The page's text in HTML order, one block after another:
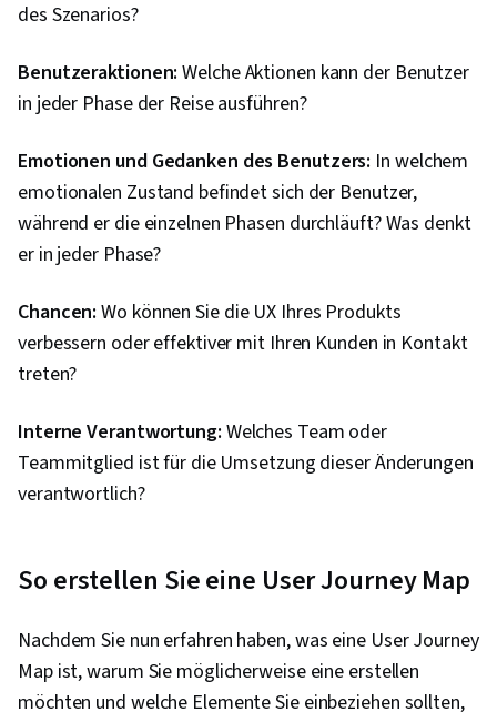
des Szenarios?
Benutzeraktionen:Welche Aktionen kann der Benutzer
in jeder Phase der Reise ausführen?
Emotionen und Gedanken des Benutzers: In welchem ​​
emotionalen Zustand befindet sich der Benutzer,
während er die einzelnen Phasen durchläuft? Was denkt
er in jeder Phase?
Chancen:Wo können Sie die UX Ihres Produkts
verbessern oder effektiver mit Ihren Kunden in Kontakt
treten?
Interne Verantwortung: Welches Team oder
Teammitglied ist für die Umsetzung dieser Änderungen
verantwortlich?
So erstellen Sie eine User Journey Map
Nachdem Sie nun erfahren haben, was eine User Journey
Map ist, warum Sie möglicherweise eine erstellen
möchten und welche Elemente Sie einbeziehen sollten,